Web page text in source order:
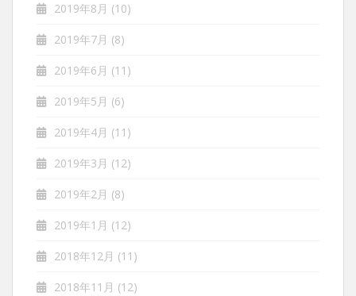
2019年8月 (10)
2019年7月 (8)
2019年6月 (11)
2019年5月 (6)
2019年4月 (11)
2019年3月 (12)
2019年2月 (8)
2019年1月 (12)
2018年12月 (11)
2018年11月 (12)